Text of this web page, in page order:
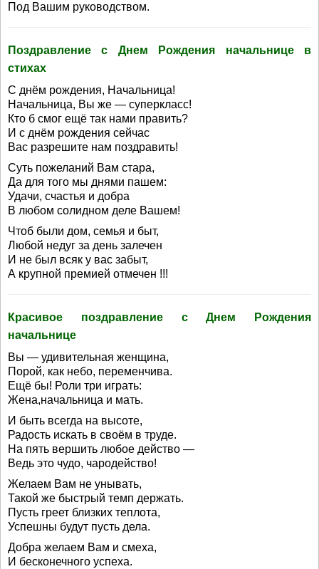
Под Вашим руководством.
Поздравление с Днем Рождения начальнице в
стихах
С днём рождения, Начальница!
Начальница, Вы же — суперкласс!
Кто б смог ещё так нами править?
И с днём рождения сейчас
Вас разрешите нам поздравить!
Суть пожеланий Вам стара,
Да для того мы днями пашем:
Удачи, счастья и добра
В любом солидном деле Вашем!
Чтоб были дом, семья и быт,
Любой недуг за день залечен
И не был всяк у вас забыт,
А крупной премией отмечен !!!
Красивое поздравление с Днем Рождения
начальнице
Вы — удивительная женщина,
Порой, как небо, переменчива.
Ещё бы! Роли три играть:
Жена,начальница и мать.
И быть всегда на высоте,
Радость искать в своём в труде.
На пять вершить любое действо —
Ведь это чудо, чародейство!
Желаем Вам не унывать,
Такой же быстрый темп держать.
Пусть греет близких теплота,
Успешны будут пусть дела.
Добра желаем Вам и смеха,
И бесконечного успеха.